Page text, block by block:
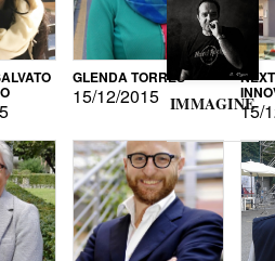
GLENDA TORRES
15/12/2015
15/
IMMAGINE